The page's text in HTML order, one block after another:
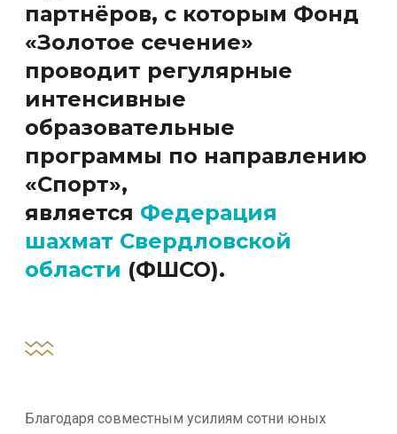
партнёров, с которым Фонд
«Золотое сечение»
проводит регулярные
интенсивные
образовательные
программы по направлению
«Спорт»,
является Федерация
шахмат Свердловской
области (ФШСО).
Благодаря совместным усилиям сотни юных